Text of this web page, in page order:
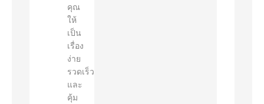
คุณ
ให้
เป็น
เรื่อง
ง่าย
รวดเร็ว
และ
คุ้ม